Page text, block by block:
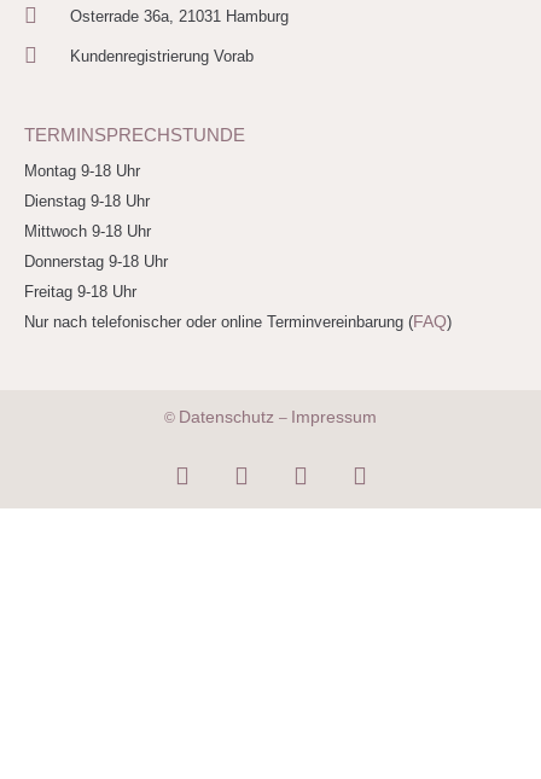
Osterrade 36a, 21031 Hamburg
Kundenregistrierung Vorab
TERMINSPRECHSTUNDE
Montag 9-18 Uhr
Dienstag 9-18 Uhr
Mittwoch 9-18 Uhr
Donnerstag 9-18 Uhr
Freitag 9-18 Uhr
Nur nach telefonischer oder online Terminvereinbarung (FAQ)
© Datenschutz – Impressum